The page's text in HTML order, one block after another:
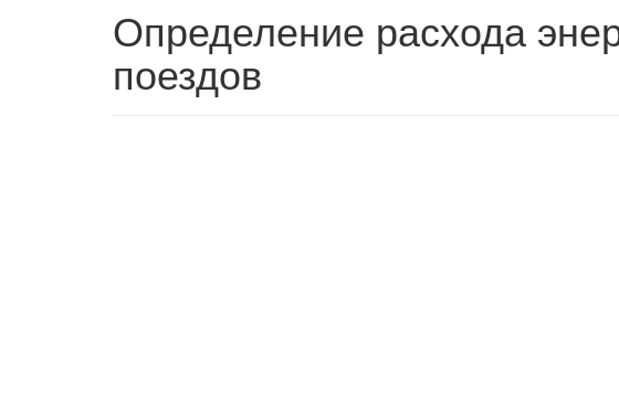
Определение расхода
поездов